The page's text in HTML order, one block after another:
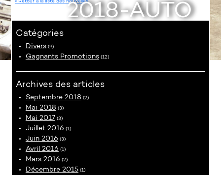
2018-AUTO
Catégories
Divers(9)
Gagnants Promotions(12)
Archives des articles
Septembre 2018 (2)
Mai 2018 (3)
Mai 2017 (3)
Juillet 2016 (1)
Juin 2016 (3)
Avril 2016 (1)
Mars 2016 (2)
Décembre 2015(1)